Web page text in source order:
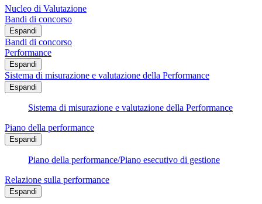
Nucleo di Valutazione
Bandi di concorso
Espandi
Bandi di concorso
Performance
Espandi
Sistema di misurazione e valutazione della Performance
Espandi
Sistema di misurazione e valutazione della Performance
Piano della performance
Espandi
Piano della performance/Piano esecutivo di gestione
Relazione sulla performance
Espandi